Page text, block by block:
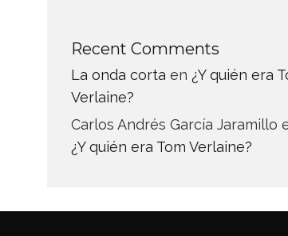
Recent Comments
La onda corta en ¿Y quién era
Verlaine?
Carlos Andrés García Jaramillo
¿Y quién era Tom Verlaine?